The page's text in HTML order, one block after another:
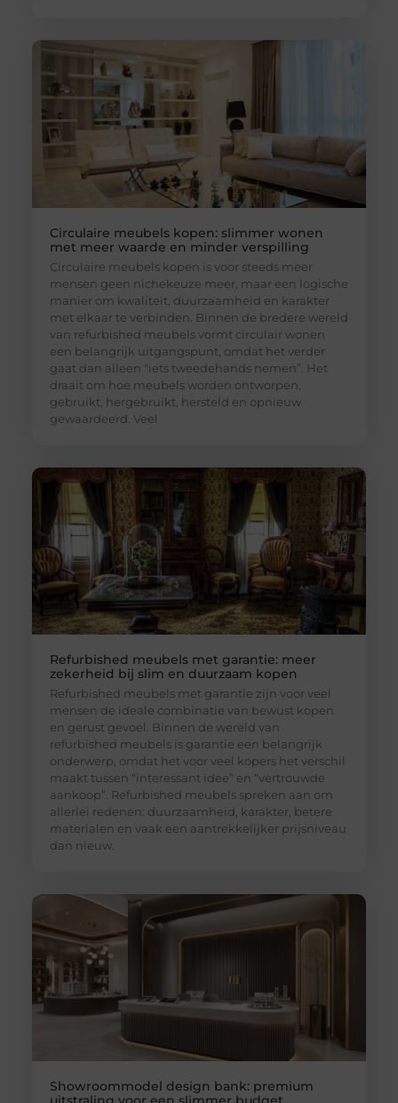
Circulaire meubels kopen: slimmer wonen
met meer waarde en minder verspilling
Circulaire meubels kopen is voor steeds meer
mensen geen nichekeuze meer, maar een logische
manier om kwaliteit, duurzaamheid en karakter
met elkaar te verbinden. Binnen de bredere wereld
van refurbished meubels vormt circulair wonen
een belangrijk uitgangspunt, omdat het verder
gaat dan alleen “iets tweedehands nemen”. Het
draait om hoe meubels worden ontworpen,
gebruikt, hergebruikt, hersteld en opnieuw
gewaardeerd. Veel
Refurbished meubels met garantie: meer
zekerheid bij slim en duurzaam kopen
Refurbished meubels met garantie zijn voor veel
mensen de ideale combinatie van bewust kopen
en gerust gevoel. Binnen de wereld van
refurbished meubels is garantie een belangrijk
onderwerp, omdat het voor veel kopers het verschil
maakt tussen “interessant idee” en “vertrouwde
aankoop”. Refurbished meubels spreken aan om
allerlei redenen: duurzaamheid, karakter, betere
materialen en vaak een aantrekkelijker prijsniveau
dan nieuw.
Showroommodel design bank: premium